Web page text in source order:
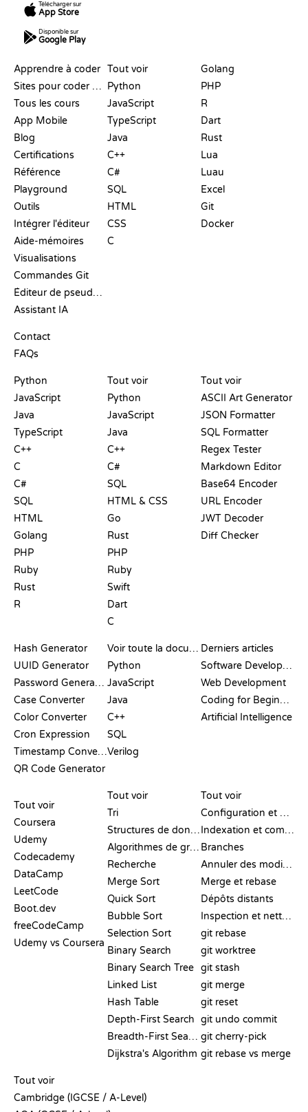
Télécharger sur
App Store
Disponible sur
Google Play
Apprendre à coder
Sites pour coder gratuitement
Tous les cours
App Mobile
Blog
Certifications
Référence
Playground
Outils
Intégrer l'éditeur
Aide-mémoires
Visualisations
Commandes Git
Éditeur de pseudo-code
Assistant IA
Contact
FAQs
Tout voir
Python
JavaScript
TypeScript
Java
C++
C#
SQL
HTML
CSS
C
Golang
PHP
R
Dart
Rust
Lua
Luau
Excel
Git
Docker
Python
JavaScript
Java
TypeScript
C++
C
C#
SQL
HTML
Golang
PHP
Ruby
Rust
R
Tout voir
Python
JavaScript
Java
C++
C#
SQL
HTML & CSS
Go
Rust
PHP
Ruby
Swift
Dart
C
Tout voir
ASCII Art Generator
JSON Formatter
SQL Formatter
Regex Tester
Markdown Editor
Base64 Encoder
URL Encoder
JWT Decoder
Diff Checker
Hash Generator
UUID Generator
Password Generator
Case Converter
Color Converter
Cron Expression
Timestamp Converter
QR Code Generator
Voir toute la documentation
Python
JavaScript
Java
C++
SQL
Verilog
Derniers articles
Software Development
Web Development
Coding for Beginners
Artificial Intelligence
Tout voir
Coursera
Udemy
Codecademy
DataCamp
LeetCode
Boot.dev
freeCodeCamp
Udemy vs Coursera
Tout voir
Tri
Structures de données
Algorithmes de graphes
Recherche
Merge Sort
Quick Sort
Bubble Sort
Selection Sort
Binary Search
Binary Search Tree
Linked List
Hash Table
Depth-First Search
Breadth-First Search
Dijkstra's Algorithm
Tout voir
Configuration et mise en place
Indexation et commit
Branches
Annuler des modifications
Merge et rebase
Dépôts distants
Inspection et nettoyage
git rebase
git worktree
git stash
git merge
git reset
git undo commit
git cherry-pick
git rebase vs merge
Tout voir
Cambridge (IGCSE / A-Level)